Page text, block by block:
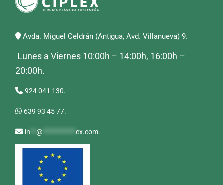
Avda. Miguel Celdrán (Antigua, Avd. Villanueva) 9.
Lunes a Viernes 10:00h – 14:00h, 16:00h –
20:00h.
924 041 130.
639 93 45 77.
in **@ ***********ex.com.